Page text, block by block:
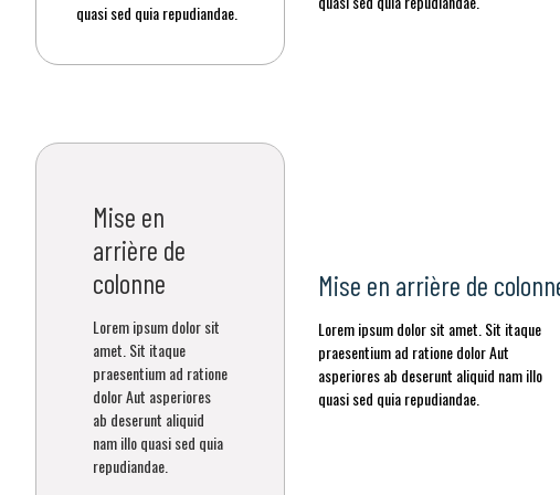
quasi sed quia repudiandae.
Mise en
arrière de
colonne
Lorem ipsum dolor sit
amet. Sit itaque
praesentium ad ratione
dolor Aut asperiores
ab deserunt aliquid
nam illo quasi sed quia
repudiandae.
Mise en arrière de
Lorem ipsum dolor sit amet. Sit itaque
praesentium ad ratione dolor Aut
asperiores ab deserunt aliquid nam illo
quasi sed quia repudiandae.